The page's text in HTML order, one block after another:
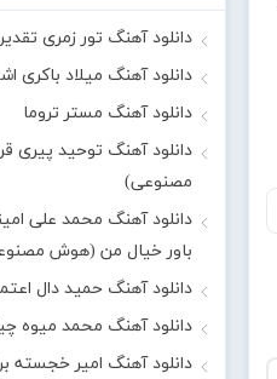
دانلود آهنگ تور زمری تقدیر
دانلود آهنگ میلاد باکری
دانلود آهنگ مستر تروما
دانلود آهنگ توحید پیری
مصنوعی)
دانلود آهنگ محمد علی
باور خیال من (هوش
دانلود آهنگ حمید دال
دانلود آهنگ محمد میوه
دانلود آهنگ امیر خجسته